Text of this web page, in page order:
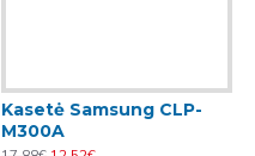
Kasetė Samsung CLP-
M300A